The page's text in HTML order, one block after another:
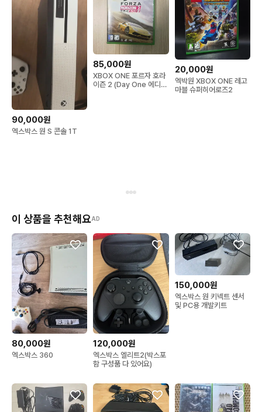
90,000원
엑스박스 원 S 콘솔 1T
85,000원
XBOX ONE 포르자 호라
이즌 2 (Day One 에디
20,000원
엑박원 XBOX ONE 레고
마블 슈퍼히어로즈2
이 상품을 추천해요AD
80,000원
엑스박스 360
120,000원
엑스박스 엘리트2(박스포
함 구성품 다 있어요)
150,000원
엑스박스 원 키넥트 센서
및 PC용 개발키트